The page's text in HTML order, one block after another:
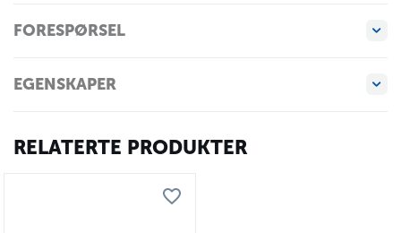
FORESPØRSEL
EGENSKAPER
RELATERTE PRODUKTER